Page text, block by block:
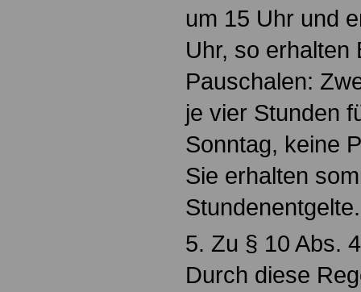
um 15 Uhr und
Uhr, so erhalten
Pauschalen:
je vier Stunden
Sonntag, keine
Sie erhalten
5. Zu § 10 Abs.
Durch diese